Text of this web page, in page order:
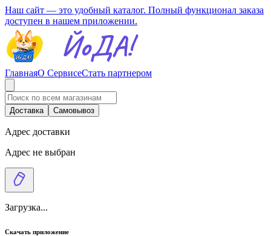
Наш сайт — это удобный каталог. Полный функционал заказа
доступен в нашем приложении.
ГлавнаяО СервисеСтать партнером
Доставка Самовывоз
Адрес доставки
Адрес не выбран
Загрузка...
Скачать приложение